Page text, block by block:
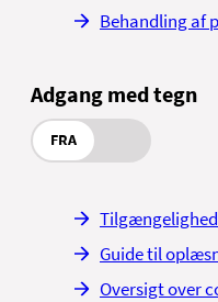
Behandling af
Adgang med tegn
FRA
Guide til
Oversigt over